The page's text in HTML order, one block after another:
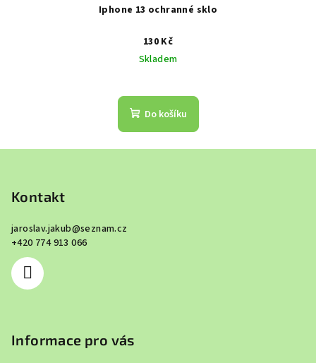
Iphone 13 ochranné sklo
130 Kč
Skladem
Do košíku
Kontakt
jaroslav.jakub@seznam.cz
+420 774 913 066
Informace pro vás